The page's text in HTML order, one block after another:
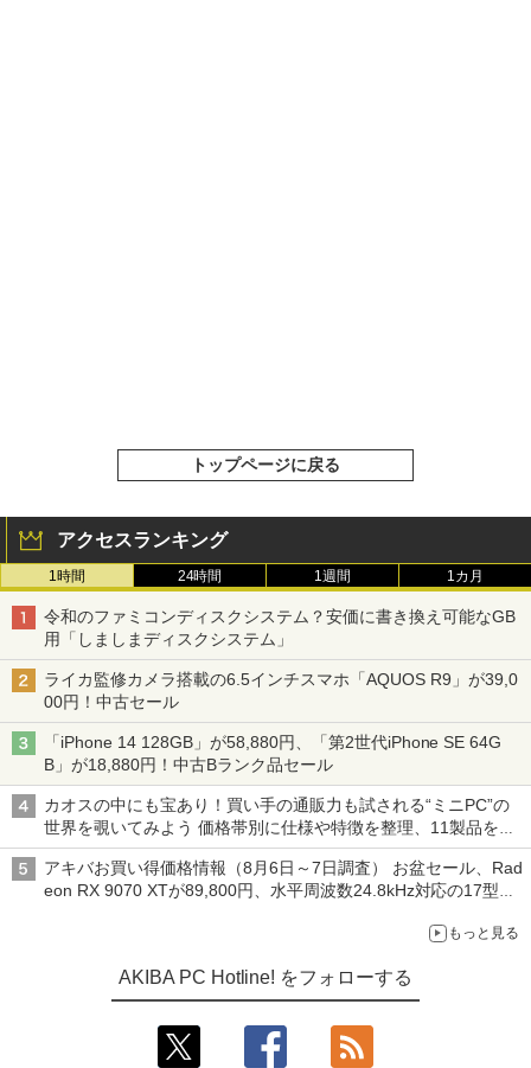
トップページに戻る
アクセスランキング
1時間 24時間 1週間 1カ月
令和のファミコンディスクシステム？安価に書き換え可能なGB
用「しましまディスクシステム」
ライカ監修カメラ搭載の6.5インチスマホ「AQUOS R9」が39,0
00円！中古セール
「iPhone 14 128GB」が58,880円、「第2世代iPhone SE 64G
B」が18,880円！中古Bランク品セール
カオスの中にも宝あり！買い手の通販力も試される“ミニPC”の
世界を覗いてみよう 価格帯別に仕様や特徴を整理、11製品をピ
ックアップ text by 石川 ひさよし
アキバお買い得価格情報（8月6日～7日調査） お盆セール、Rad
eon RX 9070 XTが89,800円、水平周波数24.8kHz対応の17型モ
もっと見る
AKIBA PC Hotline! をフォローする